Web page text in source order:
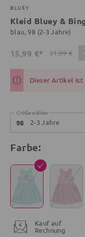
BLUEY
Kleid Bluey &
blau, 98 (2-3 Jahre)
15,99 €* 21,99 €
Dieser Artikel
Größe wählen
98 2-3 Jahre
Farbe:
Kauf auf
Rechnung